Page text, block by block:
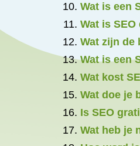
Wat is een
Wat is SEO
Wat zijn de
Wat is een
Wat kost
Wat doe je
Is SEO
Wat heb je